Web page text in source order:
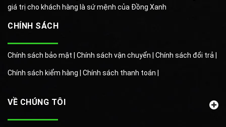
giá trị cho khách hàng là sứ mệnh của Đồng Xanh
CHÍNH SÁCH
Chính sách bảo mật | Chính sách vận chuyển | Chính sách đổi trả |
Chính sách kiểm hàng | Chính sách thanh toán |
VỀ CHÚNG TÔI